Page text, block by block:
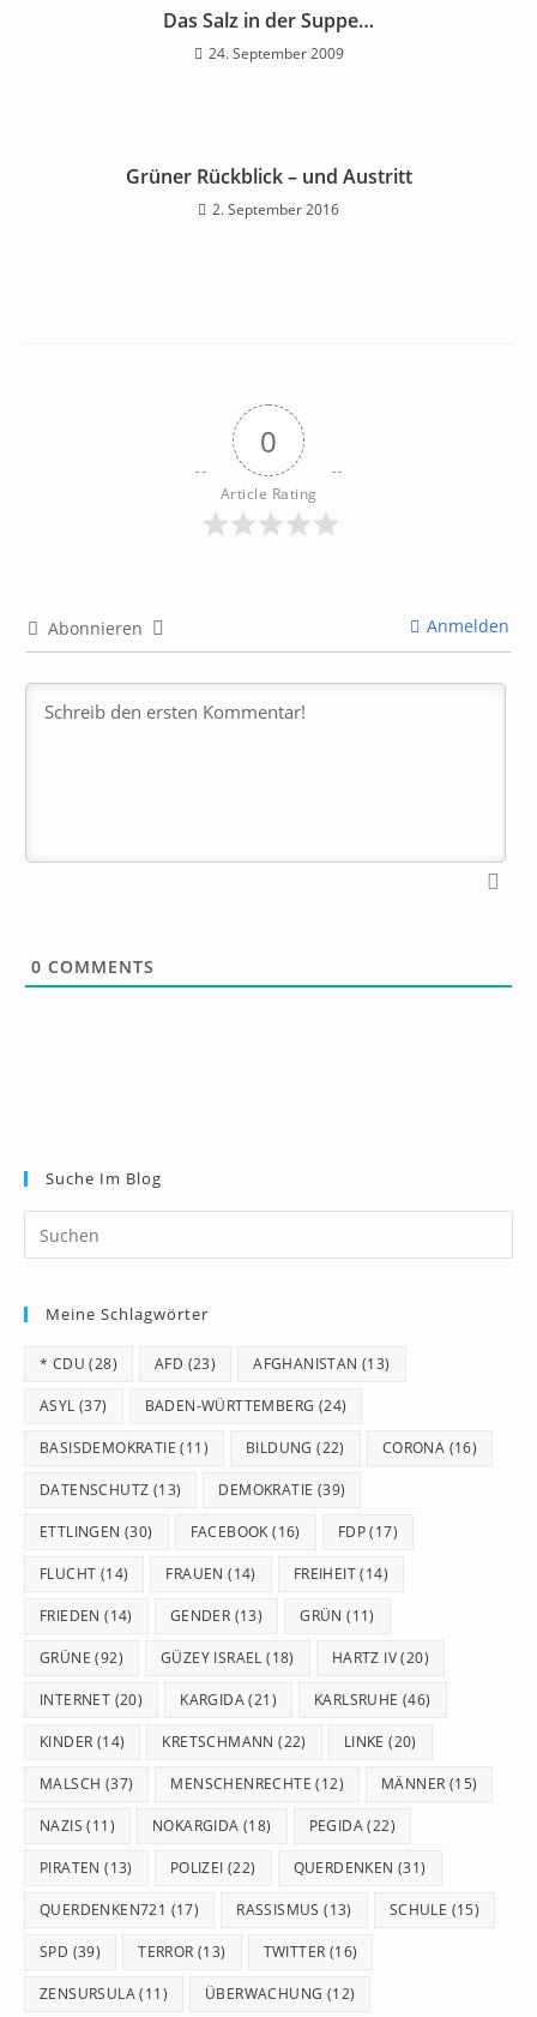
Das Salz in der Suppe…
24. September 2009
Grüner Rückblick – und Austritt
2. September 2016
0
Article Rating
Abonnieren Anmelden
0 COMMENTS
Suche Im Blog
Meine Schlagwörter
* CDU (28) AFD (23) AFGHANISTAN (13)
ASYL (37) BADEN-WÜRTTEMBERG (24)
BASISDEMOKRATIE (11) BILDUNG (22) CORONA (16)
DATENSCHUTZ (13) DEMOKRATIE (39)
ETTLINGEN (30) FACEBOOK (16) FDP(17)
FLUCHT (14) FRAUEN (14) FREIHEIT(14)
FRIEDEN (14) GENDER (13) GRÜN (11)
GRÜNE (92) GÜZEY ISRAEL (18) HARTZ IV(20)
INTERNET (20) KARGIDA(21) KARLSRUHE (46)
KINDER (14) KRETSCHMANN (22) LINKE (20)
MALSCH (37) MENSCHENRECHTE (12) MÄNNER (15)
NAZIS (11) NOKARGIDA (18) PEGIDA(22)
PIRATEN (13) POLIZEI (22) QUERDENKEN (31)
QUERDENKEN721 (17) RASSISMUS (13) SCHULE (15)
SPD (39) TERROR (13) TWITTER (16)
ZENSURSULA(11) ÜBERWACHUNG (12)